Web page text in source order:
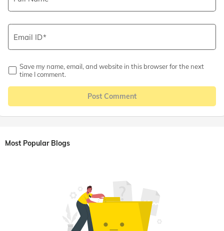
Email ID
Save my name, email, and website in this browser for the next
time I comment.
Post Comment
Most Popular Blogs